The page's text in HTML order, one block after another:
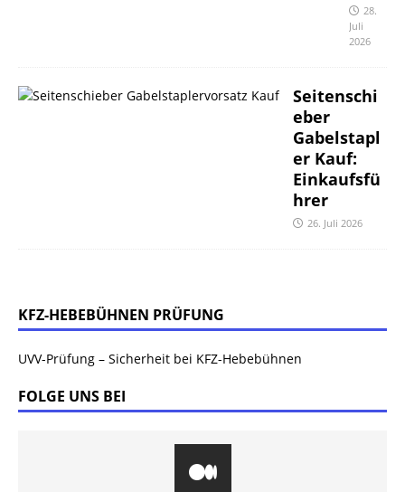
28.
Juli
2026
Seitenschi
eber
Gabelstapl
er Kauf:
Einkaufsfü
hrer
26. Juli 2026
KFZ-HEBEBÜHNEN PRÜFUNG
UVV-Prüfung – Sicherheit bei KFZ-Hebebühnen
FOLGE UNS BEI